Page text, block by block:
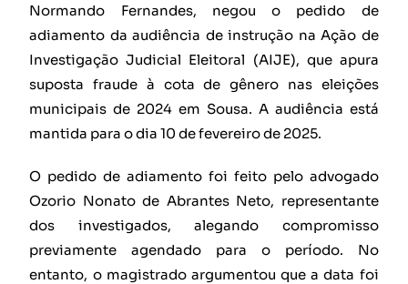
Normando Fernandes, negou o pedido de
adiamento da audiência de instrução na Ação de
Investigação Judicial Eleitoral (AIJE), que apura
suposta fraude à cota de gênero nas eleições
municipais de 2024 em Sousa. A audiência está
mantida para o dia 10 de fevereiro de 2025.
O pedido de adiamento foi feito pelo advogado
Ozorio Nonato de Abrantes Neto, representante
dos investigados, alegando compromisso
previamente agendado para o período. No
entanto, o magistrado argumentou que a data foi